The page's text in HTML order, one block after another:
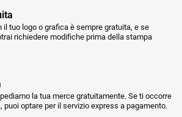
tuo logo o grafica è sempre gratuita, e se
richiedere modifiche prima della stampa
la tua merce gratuitamente. Se ti occorre
puoi optare per il servizio express a pagamento.